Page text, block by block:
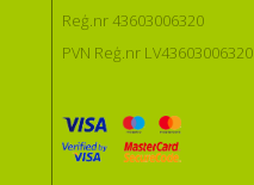
Reģ.nr 43603006320
PVN Reģ.nr LV43603006320